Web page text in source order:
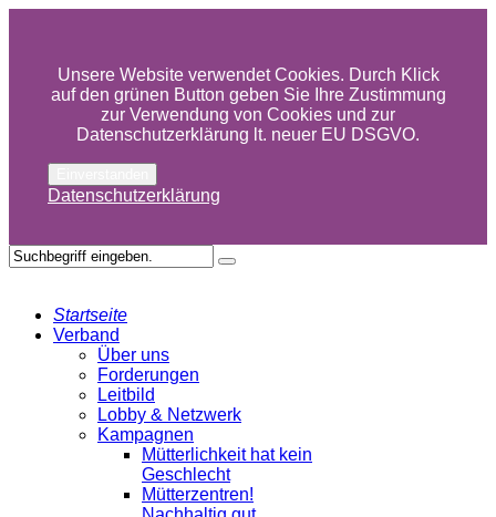
Unsere Website verwendet Cookies. Durch Klick
auf den grünen Button geben Sie Ihre Zustimmung
zur Verwendung von Cookies und zur
Datenschutzerklärung lt. neuer EU DSGVO.
Datenschutzerklärung
Startseite
Verband
Über uns
Forderungen
Leitbild
Lobby & Netzwerk
Kampagnen
Mütterlichkeit hat kein
Geschlecht
Mütterzentren!